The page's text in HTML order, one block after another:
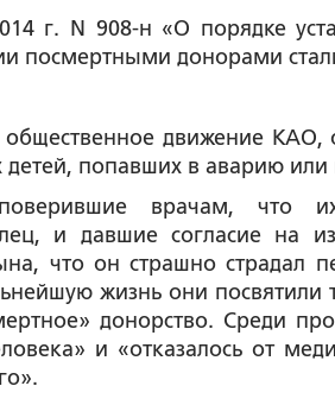
г. N 908-н «О порядке
посмертными донорами
движение
детей, попавших в аварию
врачам, что
и давшие согласие на
что он страшно страдал
жизнь они
донорство. Среди
и «отказалось от